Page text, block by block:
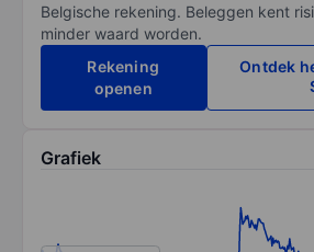
Belgische rekening. Beleggen kent
minder waard worden.
Rekening
openen
Ontdek
Grafiek
Line chart with 390 data points.